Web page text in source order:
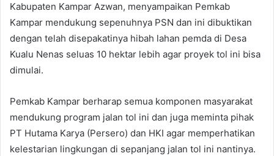
Kabupaten Kampar Azwan, menyampaikan Pemkab
Kampar mendukung sepenuhnya PSN dan ini dibuktikan
dengan telah disepakatinya hibah lahan pemda di Desa
Kualu Nenas seluas 10 hektar lebih agar proyek tol ini bisa
dimulai.
Pemkab Kampar berharap semua komponen masyarakat
mendukung program jalan tol ini dan juga meminta pihak
PT Hutama Karya (Persero) dan HKI agar memperhatikan
kelestarian lingkungan di sepanjang jalan tol ini nantinya.